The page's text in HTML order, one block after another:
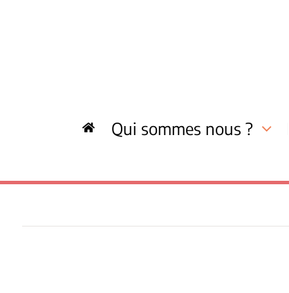
Qui sommes nous ?